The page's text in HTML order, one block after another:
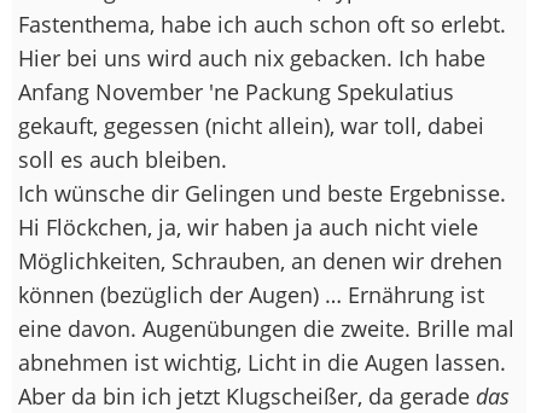
Fastenthema, habe ich auch schon oft so erlebt.
Hier bei uns wird auch nix gebacken. Ich habe
Anfang November 'ne Packung Spekulatius
gekauft, gegessen (nicht allein), war toll, dabei
soll es auch bleiben.
Ich wünsche dir Gelingen und beste Ergebnisse.
Hi Flöckchen, ja, wir haben ja auch nicht viele
Möglichkeiten, Schrauben, an denen wir drehen
können (bezüglich der Augen) … Ernährung ist
eine davon. Augenübungen die zweite. Brille mal
abnehmen ist wichtig, Licht in die Augen lassen.
Aber da bin ich jetzt Klugscheißer, da gerade das